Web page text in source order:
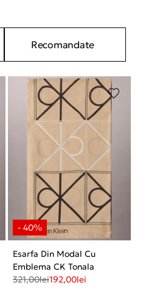
Recomandate
Esarfa Din Modal Cu
Emblema CK Tonala
321,00lei192,00lei